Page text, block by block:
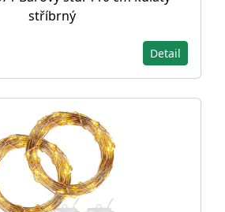
stříbrný
Detail